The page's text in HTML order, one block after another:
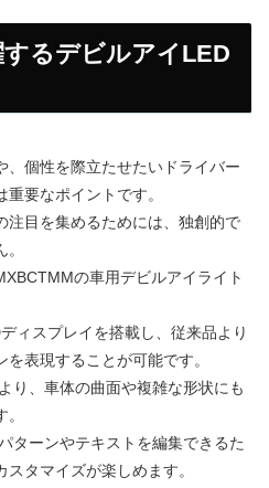
るデビルアイLED
、個性を際立たせたいドライバー
要なポイントです。
注目を集めるためには、独創的で
の車用デビルアイライト
ィスプレイを搭載し、従来品より
表現することが可能です。
り、車体の曲面や複雑な形状にも
ターンやテキストを編集できるた
タマイズが楽しめます。